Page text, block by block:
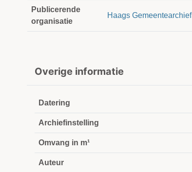
Publicerende
organisatie
Haags Gemeentearchief
Overige informatie
Datering
Archiefinstelling
Omvang in m¹
Auteur